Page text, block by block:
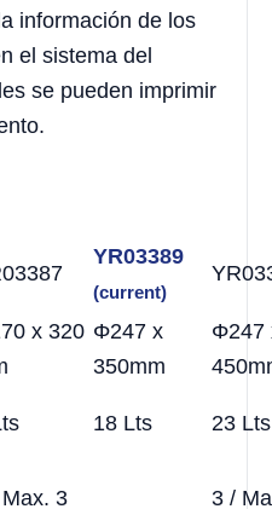
información de los
el sistema del
se pueden imprimir
YR03389
(current)
x 320 Φ247 x
350mm
Φ247
18 Lts 23 Lts
3 3 /